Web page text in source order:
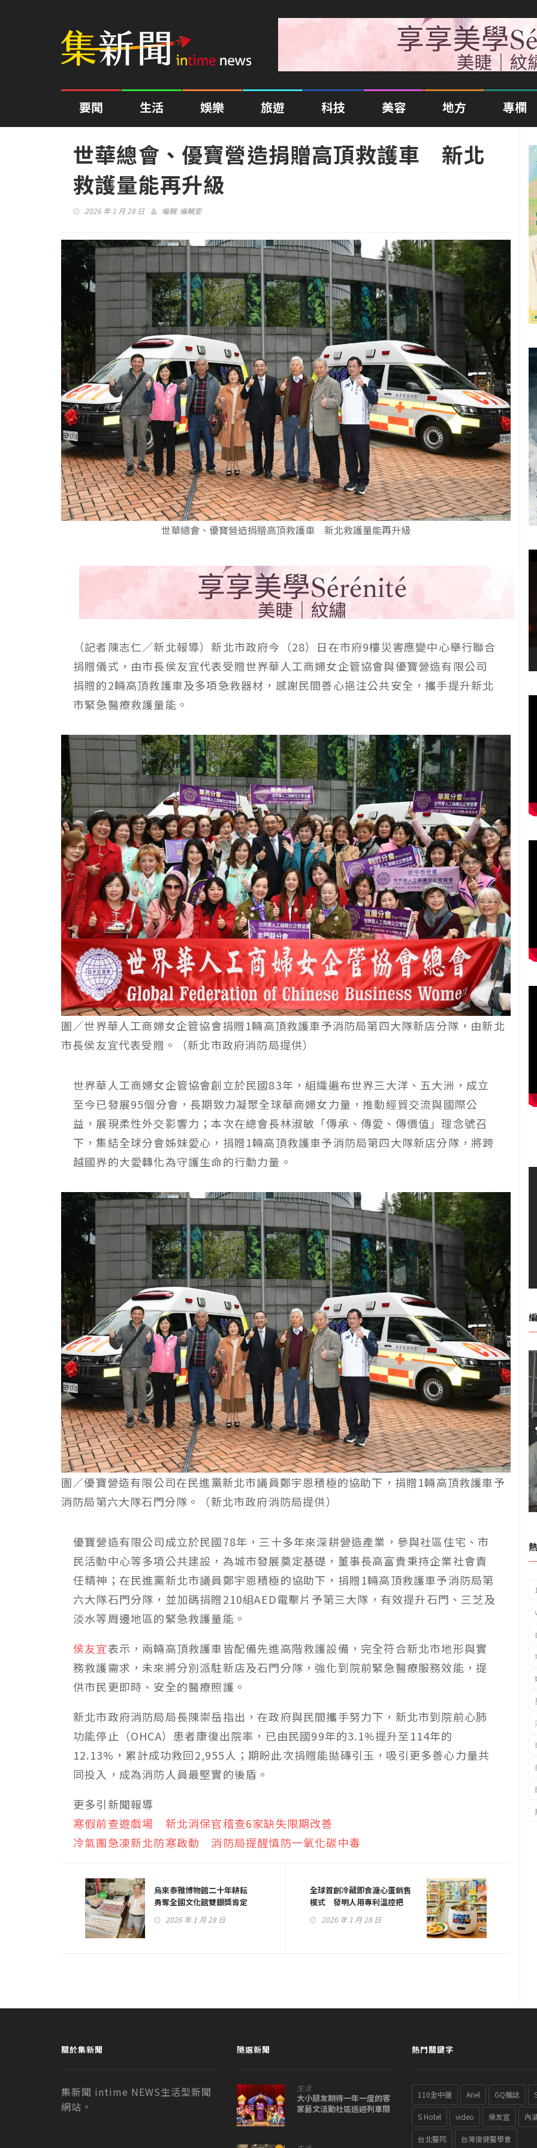
要聞 生活 娛樂 旅遊 科技 美容 地方 專欄
世華總會、優寶營造捐贈高頂救護車 新北
救護量能再升級
2026 年 1 月 28 日 編輯:編輯室
世華總會、優寶營造捐贈高頂救護車 新北救護量能再升級
（記者陳志仁／新北報導）新北市政府今（28）日在市府9樓災害應變中心舉行聯合
捐贈儀式，由市長侯友宜代表受贈世界華人工商婦女企管協會與優寶營造有限公司
捐贈的2輛高頂救護車及多項急救器材，感謝民間善心挹注公共安全，攜手提升新北
市緊急醫療救護量能。
圖／世界華人工商婦女企管協會捐贈1輛高頂救護車予消防局第四大隊新店分隊，由新北
市長侯友宜代表受贈。（新北市政府消防局提供）
世界華人工商婦女企管協會創立於民國83年，組織遍布世界三大洋、五大洲，成立
至今已發展95個分會，長期致力凝聚全球華商婦女力量，推動經貿交流與國際公
益，展現柔性外交影響力；本次在總會長林淑敏「傳承、傳愛、傳價值」理念號召
下，集結全球分會姊妹愛心，捐贈1輛高頂救護車予消防局第四大隊新店分隊，將跨
越國界的大愛轉化為守護生命的行動力量。
圖／優寶營造有限公司在民進黨新北市議員鄭宇恩積極的協助下，捐贈1輛高頂救護車予
消防局第六大隊石門分隊。（新北市政府消防局提供）
優寶營造有限公司成立於民國78年，三十多年來深耕營造產業，參與社區住宅、市
民活動中心等多項公共建設，為城市發展奠定基礎，董事長高富貴秉持企業社會責
任精神；在民進黨新北市議員鄭宇恩積極的協助下，捐贈1輛高頂救護車予消防局第
六大隊石門分隊，並加碼捐贈210組AED電擊片予第三大隊，有效提升石門、三芝及
淡水等周邊地區的緊急救護量能。
侯友宜表示，兩輛高頂救護車皆配備先進高階救護設備，完全符合新北市地形與實
務救護需求，未來將分別派駐新店及石門分隊，強化到院前緊急醫療服務效能，提
供市民更即時、安全的醫療照護。
新北市政府消防局局長陳崇岳指出，在政府與民間攜手努力下，新北市到院前心肺
功能停止（OHCA）患者康復出院率，已由民國99年的3.1%提升至114年的
12.13%，累計成功救回2,955人；期盼此次捐贈能拋磚引玉，吸引更多善心力量共
同投入，成為消防人員最堅實的後盾。
更多引新聞報導
寒假前查遊戲場 新北消保官稽查6家缺失限期改善
冷氣團急凍新北防寒啟動 消防局提醒慎防一氧化碳中毒
烏來泰雅博物館二十年耕耘
勇奪全國文化館雙銀獎肯定
2026 年 1 月 28 日
全球首創冷藏即食溏心蛋銷售
模式 發明人用專利溫控把
「爆汁口感」帶進日常
2026 年 1 月 28 日
關於集新聞
集新聞 intime NEWS生活型新聞
網站。
隨選新聞
生活
大小朋友期待一年一度的客
家藝文活動社區巡迴列車開
熱門關鍵字
110全中運 Ariel GQ雜誌
S Hotel video 侯友宜 內
台北醫院 台灣復健醫學會